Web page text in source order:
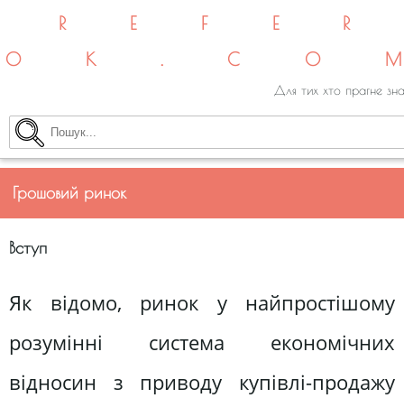
Для тих хто прагне
Грошовий ринок
Вступ
Як відомо, ринок у найпростішому
розумінні система економічних
відносин з приводу купівлі-продажу